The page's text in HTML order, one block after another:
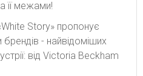
її межами!
Story» пропонує
брендів - найвідоміших
від Victoria Beckham